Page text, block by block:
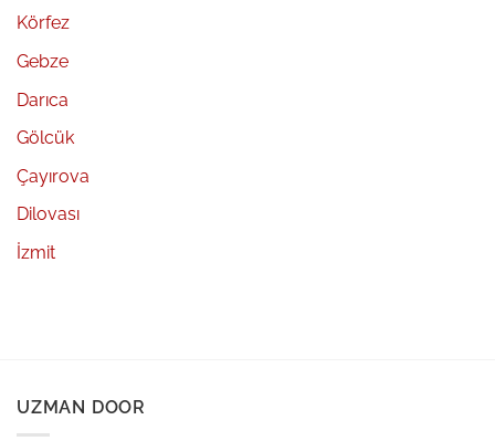
Körfez
Gebze
Darıca
Gölcük
Çayırova
Dilovası
İzmit
UZMAN DOOR